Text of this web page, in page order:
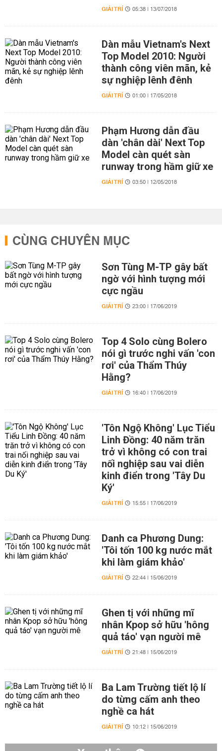
GIẢI TRÍ 05:38 | 13/07/2018
Dàn mẫu Vietnam's Next
Top Model 2010: Người
thành công viên mãn, kẻ
sự nghiệp lênh đênh
GIẢI TRÍ 01:00 | 17/05/2018
Phạm Hương dẫn đầu
dàn 'chân dài' Next Top
Model càn quét sàn
runway trong hầm giữ xe
GIẢI TRÍ 03:50 | 12/05/2018
CÙNG CHUYÊN MỤC
Sơn Tùng M-TP gây bất
ngờ với hình tượng mới
cực ngầu
GIẢI TRÍ 23:00 | 17/06/2019
Top 4 Solo cùng Bolero
nói gì trước nghi vấn 'con
rơi' của Thẩm Thúy
Hằng?
GIẢI TRÍ 16:40 | 17/06/2019
'Tôn Ngộ Không' Lục Tiểu
Linh Đồng: 40 năm trăn
trở vì không có con trai
nối nghiệp sau vai diễn
kinh điển trong 'Tây Du
Ký'
GIẢI TRÍ 15:55 | 17/06/2019
Danh ca Phương Dung:
'Tôi tốn 100 kg nước mắt
khi làm giám khảo'
GIẢI TRÍ 22:44 | 15/06/2019
Ghen tị với những mĩ
nhân Kpop sở hữu 'hông
quả táo' vạn người mê
GIẢI TRÍ 21:48 | 15/06/2019
Ba Lam Trường tiết lộ lí
do từng cấm anh theo
nghề ca hát
GIẢI TRÍ 10:12 | 15/06/2019